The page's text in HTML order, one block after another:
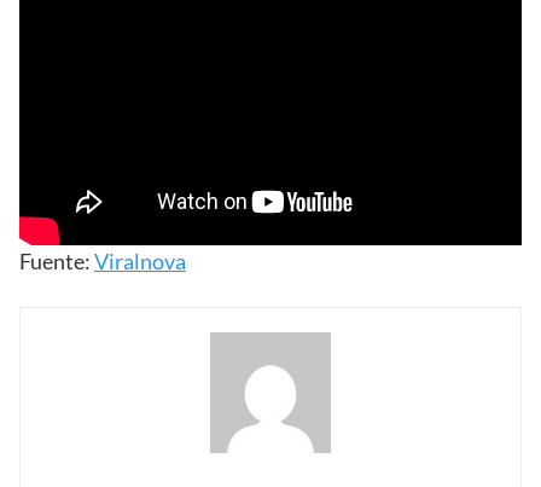
Fuente:Viralnova